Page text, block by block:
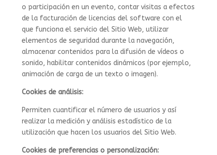
o participación en un evento, contar visitas a efectos
de la facturación de licencias del software con el
que funciona el servicio del Sitio Web, utilizar
elementos de seguridad durante la navegación,
almacenar contenidos para la difusión de vídeos o
sonido, habilitar contenidos dinámicos (por ejemplo,
animación de carga de un texto o imagen).
Cookies de análisis:
Permiten cuantificar el número de usuarios y así
realizar la medición y análisis estadístico de la
utilización que hacen los usuarios del Sitio Web.
Cookies de preferencias o personalización: